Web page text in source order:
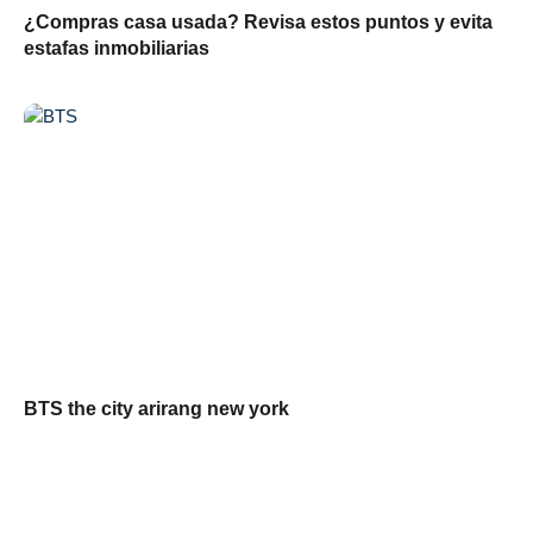
¿Compras casa usada? Revisa estos puntos y evita
estafas inmobiliarias
BTS the city arirang new york